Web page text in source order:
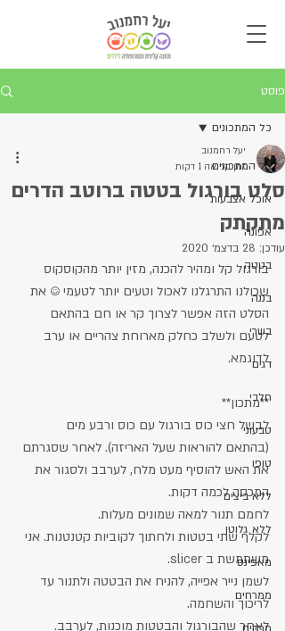
פוסט
כל המתכונים
אוכל אצבעות
אפונה
בטטה
בננה
בשרי
דגים
חלבי
טבעוני
טופו
ללא ביצים
ללא גלוטן
מאפינס
ממרחים
כל המתכונים
סלט בורגול בטטה ברוטב הדרים
מתקתק
יעל רחמנוב
זמן קריאה 1 דקות
עודכן: 28 בדצמ׳ 2020
בורגול קל ומהיר להכנה, מזין יותר מהקוסקוס
שכולנו התרגלנו לאכול וטעים יותר לטעמי ☺️ את
הסלט הזה אפשר לצרוך קר או חם בהתאם
לטעם ולשלב כחלק מארוחת צהריים או ערב
לדוגמא.
**מתכון**
לבשל חצי כוס בורגול עם כוס ורבע מים
(בהתאם להוראות שעל האריזה). לאחר שסגרתם
את האש להוסיף מעט מלח, לערבב ולסגור את
המכסה לכמה דקות.
לחמם תנור למאה שמונים מעלות.
לקלף שתי בטטות ולחתוך לקוביות קטנטנות. אני
משתמשת ב slicer.
לשמן נייר אפייה, להניח את הבטטה ולתנור עד
לריכוך והשחמה.
לאחר שהבורגול והבטטות מוכנות, לערבב.